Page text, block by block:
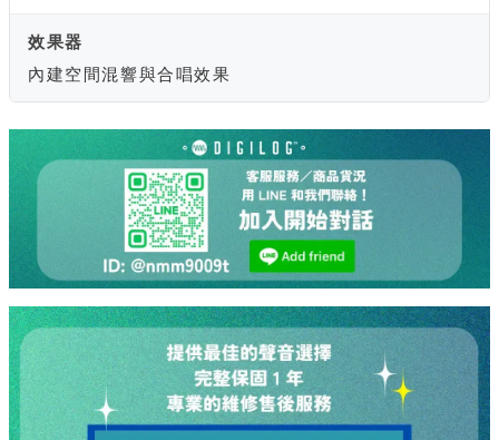
效果器
內建空間混響與合唱效果